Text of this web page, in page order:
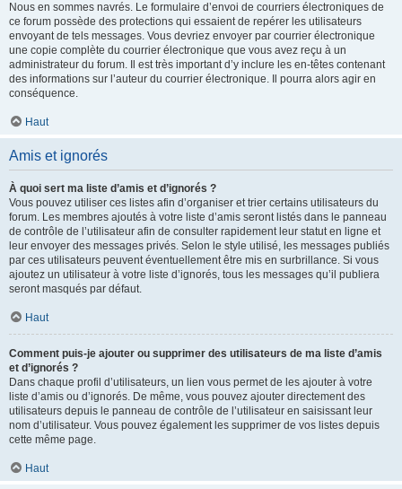
Nous en sommes navrés. Le formulaire d’envoi de courriers électroniques de
ce forum possède des protections qui essaient de repérer les utilisateurs
envoyant de tels messages. Vous devriez envoyer par courrier électronique
une copie complète du courrier électronique que vous avez reçu à un
administrateur du forum. Il est très important d’y inclure les en-têtes contenant
des informations sur l’auteur du courrier électronique. Il pourra alors agir en
conséquence.
Haut
Amis et ignorés
À quoi sert ma liste d’amis et d’ignorés ?
Vous pouvez utiliser ces listes afin d’organiser et trier certains utilisateurs du
forum. Les membres ajoutés à votre liste d’amis seront listés dans le panneau
de contrôle de l’utilisateur afin de consulter rapidement leur statut en ligne et
leur envoyer des messages privés. Selon le style utilisé, les messages publiés
par ces utilisateurs peuvent éventuellement être mis en surbrillance. Si vous
ajoutez un utilisateur à votre liste d’ignorés, tous les messages qu’il publiera
seront masqués par défaut.
Haut
Comment puis-je ajouter ou supprimer des utilisateurs de ma liste d’amis
et d’ignorés ?
Dans chaque profil d’utilisateurs, un lien vous permet de les ajouter à votre
liste d’amis ou d’ignorés. De même, vous pouvez ajouter directement des
utilisateurs depuis le panneau de contrôle de l’utilisateur en saisissant leur
nom d’utilisateur. Vous pouvez également les supprimer de vos listes depuis
cette même page.
Haut